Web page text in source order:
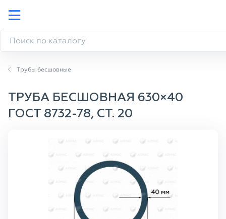
Трубы бесшовные
ТРУБА БЕСШОВНАЯ 630×40
ГОСТ 8732-78, СТ. 20